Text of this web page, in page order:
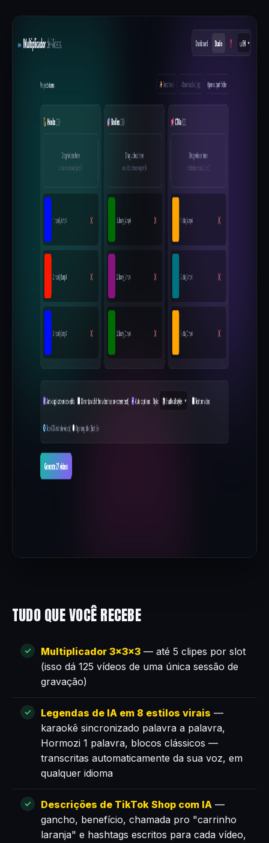
TUDO QUE VOCÊ RECEBE
Multiplicador 3×3×3 — até 5 clipes por slot
(isso dá 125 vídeos de uma única sessão de
gravação)
Legendas de IA em 8 estilos virais —
karaokê sincronizado palavra a palavra,
Hormozi 1 palavra, blocos clássicos —
transcritas automaticamente da sua voz, em
qualquer idioma
Descrições de TikTok Shop com IA —
gancho, benefício, chamada pro "carrinho
laranja" e hashtags escritos para cada vídeo,